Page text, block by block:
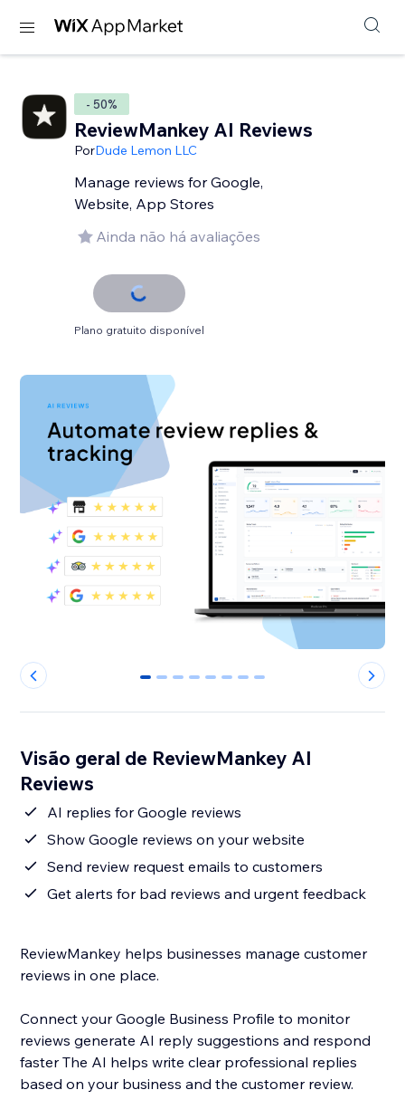
- 50%
ReviewMankey AI Reviews
PorDude Lemon LLC
Manage reviews for Google,
Website, App Stores
Ainda não há avaliações
Plano gratuito disponível
0 1 2 3 4 5 6 7
Visão geral de ReviewMankey AI
Reviews
AI replies for Google reviews
Show Google reviews on your website
Send review request emails to customers
Get alerts for bad reviews and urgent feedback
ReviewMankey helps businesses manage customer
reviews in one place.
Connect your Google Business Profile to monitor
reviews generate AI reply suggestions and respond
faster The AI helps write clear professional replies
based on your business and the customer review.